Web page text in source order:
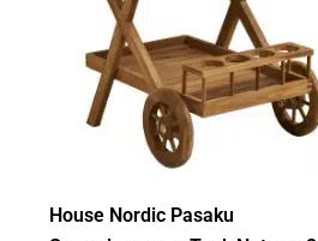
House Nordic Pasaku